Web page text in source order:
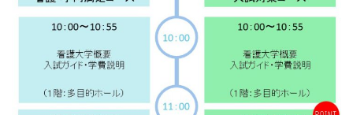
大学院【博士前期課程】
大学院【博士後期課程】